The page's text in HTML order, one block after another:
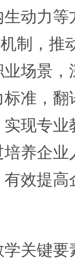
动力
制，推
场景
准，
现专
养企
效提
关键要